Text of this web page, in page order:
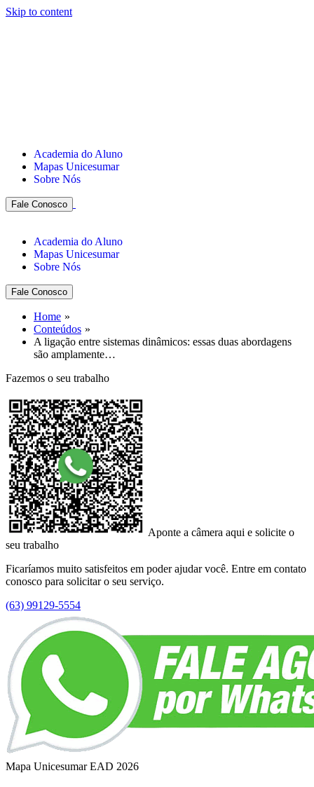
Skip to content
Academia do Aluno
Mapas Unicesumar
Sobre Nós
Fale Conosco
Academia do Aluno
Mapas Unicesumar
Sobre Nós
Fale Conosco
Home
Conteúdos
A ligação entre sistemas dinâmicos: essas duas abordagens
são amplamente…
Fazemos o seu trabalho
Aponte a câmera aqui e solicite o
seu trabalho
Ficaríamos muito satisfeitos em poder ajudar você. Entre em contato
conosco para solicitar o seu serviço.
(63) 99129-5554
Mapa Unicesumar EAD 2026